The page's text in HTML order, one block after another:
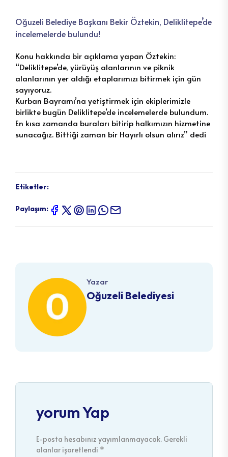
Oğuzeli Belediye Başkanı Bekir Öztekin, Deliklitepe’de
incelemelerde bulundu!
Konu hakkında bir açıklama yapan Öztekin:
“Deliklitepe’de, yürüyüş alanlarının ve piknik
alanlarının yer aldığı etaplarımızı bitirmek için gün
sayıyoruz.
Kurban Bayramı’na yetiştirmek için ekiplerimizle
birlikte bugün Deliklitepe’de incelemelerde bulundum.
En kısa zamanda buraları bitirip halkımızın hizmetine
sunacağız. Bittiği zaman bir Hayırlı olsun alırız” dedi
Etiketler:
Paylaşım:
Yazar
Oğuzeli Belediyesi
yorum Yap
E-posta hesabınız yayımlanmayacak. Gerekli
alanlar işaretlendi *